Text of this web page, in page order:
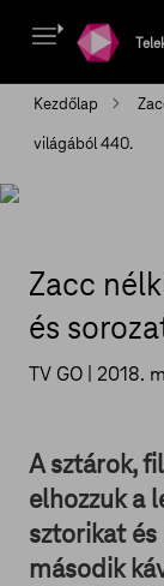
Kezdőlap
világából 440.
Zacc
és
TV GO | 2018.
A sztárok,
elhozzuk a
sztorikat
második